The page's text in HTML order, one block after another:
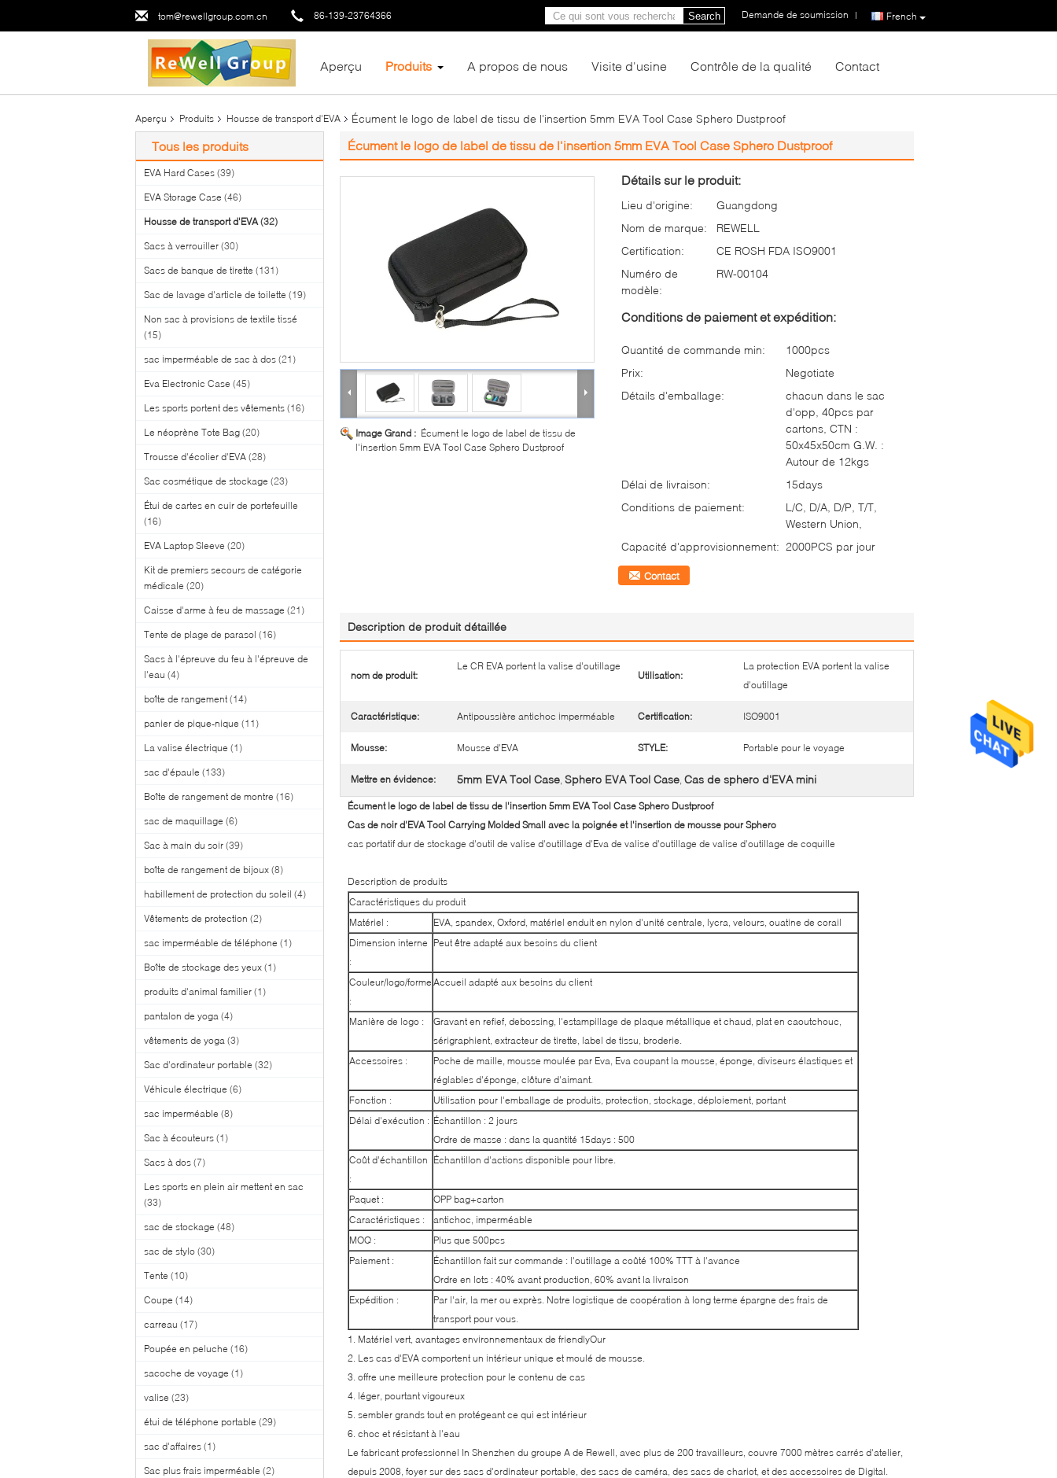
tom@rewellgroup.com.cn 86-139-23764366 French
Demande de soumission |
Search
Aperçu Produits A propos de nous Visite d'usine Contrôle de la qualité Contact
Aperçu Produits Housse de transport d'EVA Écument le logo de label de tissu de l'insertion 5mm EVA Tool Case Sphero Dustproof
Tous les produits
EVA Hard Cases (39)
EVA Storage Case (46)
Housse de transport d'EVA (32)
Sacs à verrouiller (30)
Sacs de banque de tirette (131)
Sac de lavage d'article de toilette (19)
Non sac à provisions de textile tissé
(15)
sac imperméable de sac à dos (21)
Eva Electronic Case (45)
Les sports portent des vêtements (16)
Le néoprène Tote Bag (20)
Trousse d'écolier d'EVA (28)
Sac cosmétique de stockage (23)
Étui de cartes en cuir de portefeuille
(16)
EVA Laptop Sleeve (20)
Kit de premiers secours de catégorie
médicale (20)
Caisse d'arme à feu de massage (21)
Tente de plage de parasol (16)
Sacs à l'épreuve du feu à l'épreuve de
l'eau (4)
boîte de rangement (14)
panier de pique-nique (11)
La valise électrique (1)
sac d'épaule (133)
Boîte de rangement de montre (16)
sac de maquillage (6)
Sac à main du soir (39)
boîte de rangement de bijoux (8)
habillement de protection du soleil (4)
Vêtements de protection (2)
sac imperméable de téléphone (1)
Boîte de stockage des yeux (1)
produits d'animal familier (1)
pantalon de yoga (4)
vêtements de yoga (3)
Sac d'ordinateur portable (32)
Véhicule électrique (6)
sac imperméable (8)
Sac à écouteurs (1)
Sacs à dos (7)
Les sports en plein air mettent en sac
(33)
sac de stockage (48)
sac de stylo (30)
Tente (10)
Coupe (14)
carreau (17)
Poupée en peluche (16)
sacoche de voyage (1)
valise (23)
étui de téléphone portable (29)
sac d'affaires (1)
Sac plus frais imperméable (2)
Écument le logo de label de tissu de l'insertion 5mm EVA Tool Case Sphero Dustproof
Image Grand : Écument le logo de label de tissu de
l'insertion 5mm EVA Tool Case Sphero Dustproof
Détails sur le produit:
Lieu d'origine:
Guangdong
Nom de marque:
REWELL
Certification:
CE ROSH FDA ISO9001
Numéro de
modèle:
RW-00104
Conditions de paiement et expédition:
Quantité de commande min:
1000pcs
Prix:
Negotiate
Détails d'emballage:
chacun dans le sac
d'opp, 40pcs par
cartons, CTN :
50x45x50cm G.W. :
Autour de 12kgs
Délai de livraison:
15days
Conditions de paiement:
L/C, D/A, D/P, T/T,
Western Union,
Capacité d'approvisionnement: 2000PCS par jour
Contact
Description de produit détaillée
nom de produit:
Le CR EVA portent la valise d'outillage
Utilisation:
La protection EVA portent la valise
d'outillage
Caractéristique: Antipoussière antichoc imperméable Certification: ISO9001
Mousse: Mousse d'EVA STYLE: Portable pour le voyage
Mettre en évidence: 5mm EVA Tool Case, Sphero EVA Tool Case, Cas de sphero d'EVA mini
Écument le logo de label de tissu de l'insertion 5mm EVA Tool Case Sphero Dustproof
Cas de noir d'EVA Tool Carrying Molded Small avec la poignée et l'insertion de mousse pour Sphero
cas portatif dur de stockage d'outil de valise d'outillage d'Eva de valise d'outillage de valise d'outillage de coquille
Description de produits
Caractéristiques du produit
Matériel :
EVA, spandex, Oxford, matériel enduit en nylon d'unité centrale, lycra, velours, ouatine de corail
Dimension interne
:
Peut être adapté aux besoins du client
Couleur/logo/forme
:
Accueil adapté aux besoins du client
Manière de logo :
Gravant en refief, debossing, l'estampillage de plaque métallique et chaud, plat en caoutchouc,
sérigraphient, extracteur de tirette, label de tissu, broderie.
Accessoires :
Poche de maille, mousse moulée par Eva, Eva coupant la mousse, éponge, diviseurs élastiques et
réglables d'éponge, clôture d'aimant.
Fonction :
Utilisation pour l'emballage de produits, protection, stockage, déploiement, portant
Délai d'exécution : Échantillon : 2 jours
Ordre de masse : dans la quantité 15days : 500
Coût d'échantillon
:
Échantillon d'actions disponible pour libre.
Paquet :
OPP bag+carton
Caractéristiques :
antichoc, imperméable
MOQ :
Plus que 500pcs
Paiement :
Échantillon fait sur commande : l'outillage a coûté 100% TTT à l'avance
Ordre en lots : 40% avant production, 60% avant la livraison
Expédition :
Par l'air, la mer ou exprès. Notre logistique de coopération à long terme épargne des frais de
transport pour vous.
1. Matériel vert, avantages environnementaux de friendlyOur
2. Les cas d'EVA comportent un intérieur unique et moulé de mousse.
3. offre une meilleure protection pour le contenu de cas
4. léger, pourtant vigoureux
5. sembler grands tout en protégeant ce qui est intérieur
6. choc et résistant à l'eau
Le fabricant professionnel In Shenzhen du groupe A de Rewell, avec plus de 200 travailleurs, couvre 7000 mètres carrés d'atelier,
depuis 2008, foyer sur des sacs d'ordinateur portable, des sacs de caméra, des sacs de chariot, et des accessoires de Digital.